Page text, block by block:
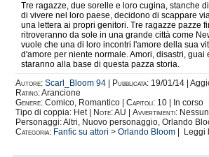
Tre ragazze, due sorelle e loro cugina, stanche
di vivere nel loro paese, decidono di scappare
una lettera ai propri genitori. Tre ragazze pazze
ritroveranno da sole in una grande città come
vuole che una di loro incontri l'amore della sua
d'amore per niente normale. Amori, disastri, guai
staranno alla base di questa pazza storia.
Autore: Scarl_Bloom 94 Pubblicata: 19/01/14 |
Rating:Arancione
Genere: Comico, Romantico | Capitoli: 10 | In corso
Tipo di coppia: Het |
Note:AU | Avvertimenti:
Personaggi: Altri, Nuovo personaggio, Orlando
Categoria: Fanfic su attori > Orlando Bloom | Leggi